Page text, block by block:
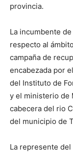
provincia.
La incumbente
respecto al
campaña de
encabezada por
del Instituto de
y el ministerio de
cabecera del rio
del municipio de
La represente